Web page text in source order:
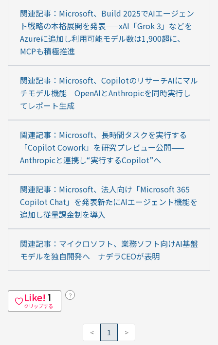
関連記事：Microsoft、Build 2025でAIエージェン
ト戦略の本格展開を発表——xAI「Grok 3」などを
Azureに追加し利用可能モデル数は1,900超に、
MCPも積極推進
関連記事：Microsoft、CopilotのリサーチAIにマル
チモデル機能　OpenAIとAnthropicを同時実行し
てレポート生成
関連記事：Microsoft、長時間タスクを実行する
「Copilot Cowork」を研究プレビュー公開——
Anthropicと連携し“実行するCopilot”へ
関連記事：Microsoft、法人向け「Microsoft 365
Copilot Chat」を発表――新たにAIエージェント機能を
追加し従量課金制を導入
関連記事：マイクロソフト、業務ソフト向けAI基盤
モデルを独自開発へ　ナデラCEOが表明
Like! 1
クリップする
？
< 1 >